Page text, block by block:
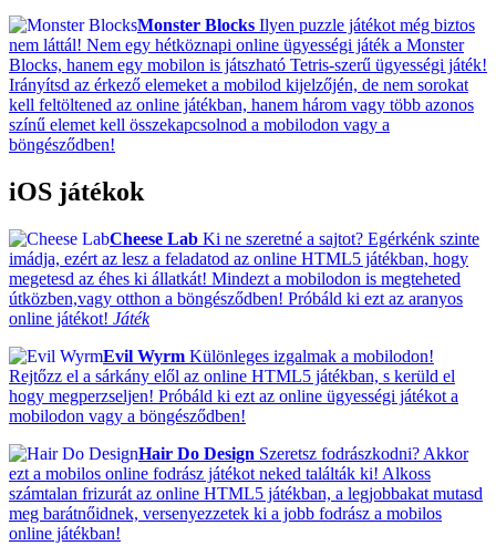
Monster Blocks Ilyen puzzle játékot még biztos
nem láttál! Nem egy hétköznapi online ügyességi játék a Monster
Blocks, hanem egy mobilon is játszható Tetris-szerű ügyességi játék!
Irányítsd az érkező elemeket a mobilod kijelzőjén, de nem sorokat
kell feltöltened az online játékban, hanem három vagy több azonos
színű elemet kell összekapcsolnod a mobilodon vagy a
böngésződben!
iOS játékok
Cheese Lab Ki ne szeretné a sajtot? Egérkénk szinte
imádja, ezért az lesz a feladatod az online HTML5 játékban, hogy
megetesd az éhes ki állatkát! Mindezt a mobilodon is megteheted
útközben,vagy otthon a böngésződben! Próbáld ki ezt az aranyos
online játékot! Játék
Evil Wyrm Különleges izgalmak a mobilodon!
Rejtőzz el a sárkány elől az online HTML5 játékban, s kerüld el
hogy megperzseljen! Próbáld ki ezt az online ügyességi játékot a
mobilodon vagy a böngésződben!
Hair Do Design Szeretsz fodrászkodni? Akkor
ezt a mobilos online fodrász játékot neked találták ki! Alkoss
számtalan frizurát az online HTML5 játékban, a legjobbakat mutasd
meg barátnőidnek, versenyezzetek ki a jobb fodrász a mobilos
online játékban!